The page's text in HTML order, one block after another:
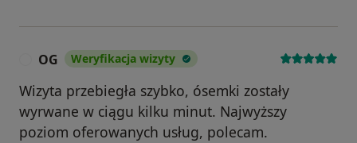
OG Weryfikacja wizyty
Wizyta przebiegła szybko, ósemki zostały
wyrwane w ciągu kilku minut. Najwyższy
poziom oferowanych usług, polecam.